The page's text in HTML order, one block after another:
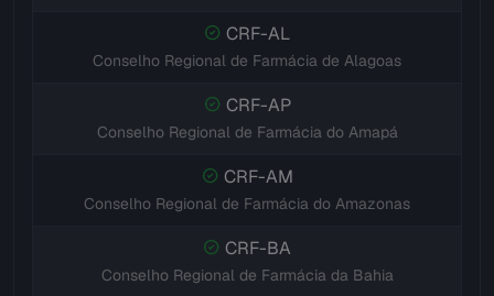
CRF-AL
Conselho Regional de Farmácia de Alagoas
CRF-AP
Conselho Regional de Farmácia do Amapá
CRF-AM
Conselho Regional de Farmácia do Amazonas
CRF-BA
Conselho Regional de Farmácia da Bahia